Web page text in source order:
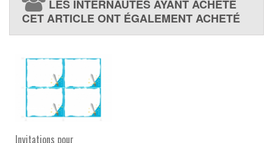
LES INTERNAUTES AYANT ACHETÉ
CET ARTICLE ONT ÉGALEMENT ACHETÉ
Invitations pour